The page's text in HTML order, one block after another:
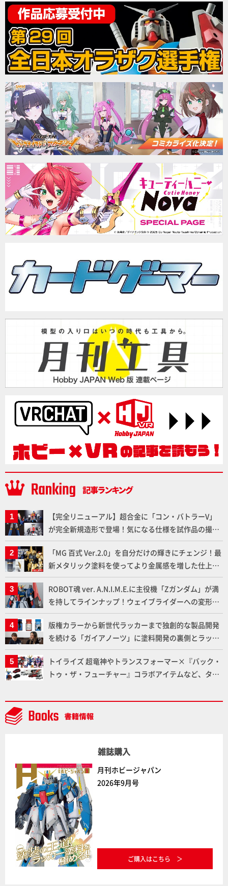
【完全リニューアル】超合金に「コン・バトラーV」
が完全新規造形で登場！気になる仕様を試作品の撮り
下ろしでご紹介!!さらに「大鉄人17」＆「ワンエイ
ト」セット情報もお届け！【超合金の魂】
「MG 百式 Ver.2.0」を自分だけの輝きにチェンジ！最
新メタリック塗料を使ってより金属感を増した仕上が
りに!!【試し読み】
ROBOT魂 ver. A.N.I.M.E.に主役機「Zガンダム」が満
を持してラインナップ！ウェイブライダーへの変形、
劇中どおりのプロポーションを再現【機動戦士Zガン
ダム】
版権カラーから新世代ラッカーまで独創的な製品開発
を続ける「ガイアノーツ」に塗料開発の裏側とラッカ
ー塗料の未来についてインタビュー！
トイライズ 超竜神やトランスフォーマー×『バック・
トゥ・ザ・フューチャー』コラボアイテムなど、タカ
NEWITEM】
雑誌購入
月刊ホビージャパン
2026年9月号
ご購入はこちら